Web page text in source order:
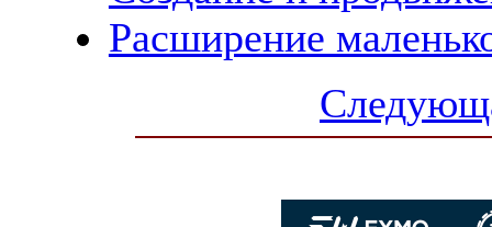
Расширение